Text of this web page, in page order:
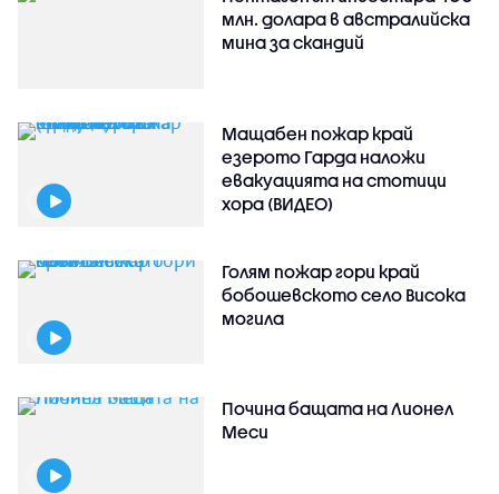
млн. долара в австралийска
мина за скандий
Мащабен пожар край
езерото Гарда наложи
евакуацията на стотици
хора (ВИДЕО)
Голям пожар гори край
бобошевското село Висока
могила
Почина бащата на Лионел
Меси